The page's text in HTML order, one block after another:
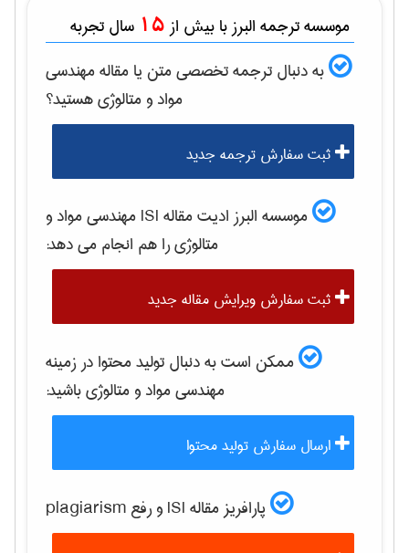
موسسه ترجمه البرز با بیش از 15 سال تجربه
به دنبال ترجمه تخصصی متن یا مقالهمهندسی
مواد و متالوژیهستید؟
ثبت سفارش ترجمه جدید
موسسه البرز ادیت مقاله ISI
مهندسی مواد و
متالوژیرا هم انجام می دهد:
ثبت سفارش ویرایش مقاله جدید
ممکن است به دنبال تولید محتوا در زمینه
مهندسی مواد و متالوژیباشید:
ارسال سفارش تولید محتوا
پارافریز مقاله ISI و رفع plagiarism